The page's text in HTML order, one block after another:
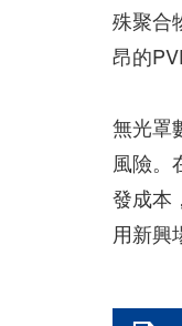
殊聚合
昂的
無光罩
風險。
發成本
用新興